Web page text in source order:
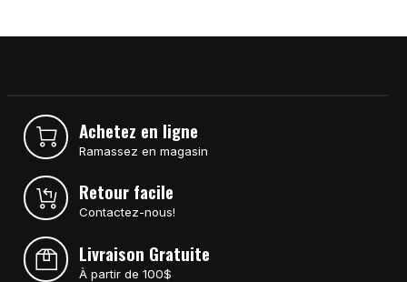
Achetez en ligne
Ramassez en magasin
Retour facile
Contactez-nous!
Livraison Gratuite
À partir de 100$